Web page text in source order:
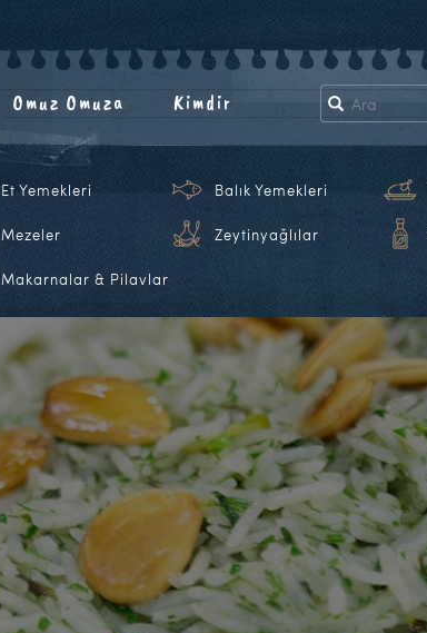
Omuz Omuza Kimdir
Et Yemekleri Balık Yemekleri
Mezeler Zeytinyağlılar
Makarnalar & Pilavlar